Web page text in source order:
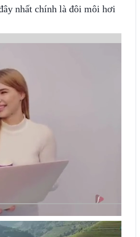
nhất chính là đôi môi hơi